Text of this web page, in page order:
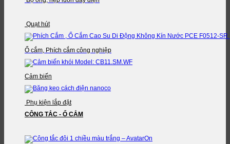
Quạt hút
Ổ cắm, Phích cắm công nghiệp
Cảm biến
Phụ kiện lắp đặt
CÔNG TẮC - Ổ CẮM